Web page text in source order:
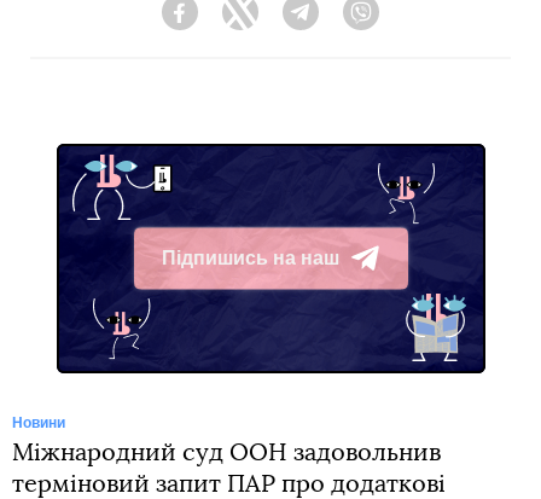
FacebookTwitter Telegram
Підпишись на наш
Telegram
Новини
Міжнародний суд ООН задовольнив
терміновий запит ПАР про додаткові